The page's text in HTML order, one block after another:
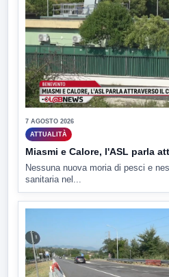
7 AGOSTO 2026
ATTUALITÀ
Miasmi e Calore, l'ASL parla
Nessuna nuova moria di pesci e
sanitaria nel...